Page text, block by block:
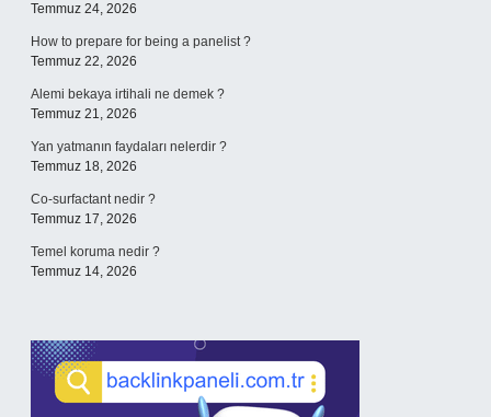
Temmuz 24, 2026
How to prepare for being a panelist ?
Temmuz 22, 2026
Alemi bekaya irtihali ne demek ?
Temmuz 21, 2026
Yan yatmanın faydaları nelerdir ?
Temmuz 18, 2026
Co-surfactant nedir ?
Temmuz 17, 2026
Temel koruma nedir ?
Temmuz 14, 2026